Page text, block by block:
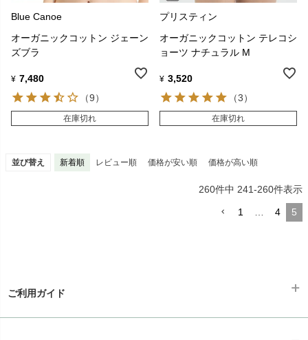
Blue Canoe
オーガニックコットン ジェーン
ズブラ
¥ 7,480
（9）
在庫切れ
プリスティン
オーガニックコットン テレコシ
ョーツ ナチュラル M
¥ 3,520
（3）
在庫切れ
並び替え 新着順 レビュー順 価格が安い順 価格が高い順
260件中 241-260件表示
1 4 5
ご利用ガイド